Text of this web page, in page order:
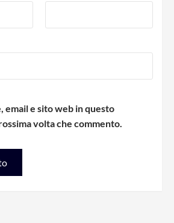
email e sito web in questo
volta che commento.